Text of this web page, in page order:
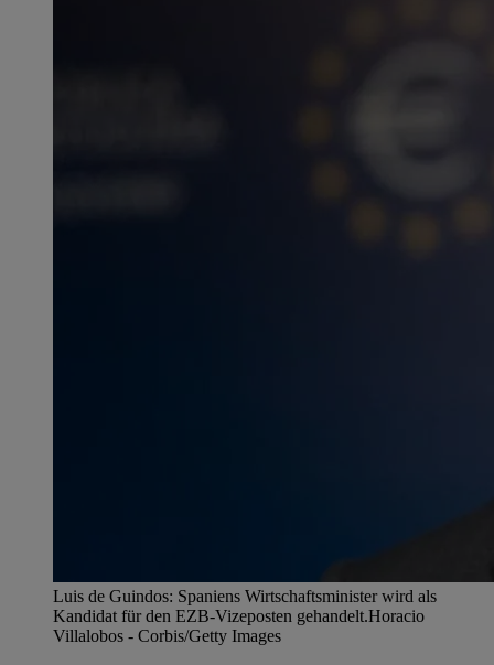
Luis de Guindos: Spaniens Wirtschaftsminister wird als
Kandidat für den EZB-Vizeposten gehandelt.Horacio
Villalobos - Corbis/Getty Images